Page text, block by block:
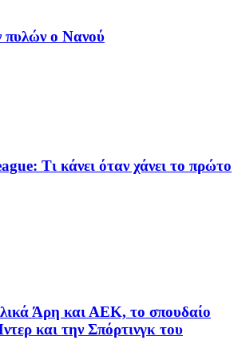
ο Νανού
Τι κάνει όταν χάνει το πρώτο
Άρη και ΑΕΚ, το σπουδαίο
και την Σπόρτινγκ του